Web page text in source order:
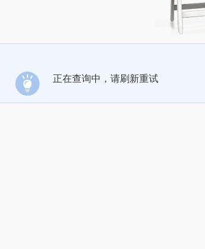
正在查询中，请刷新重试